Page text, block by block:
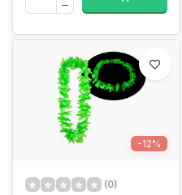
-12%
(0)